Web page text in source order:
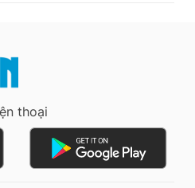
thoại